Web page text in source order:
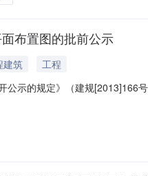
布置图的批前公示
建筑
工程
公示的规定》（建规[2013]166
件：总平面布置图来宾市自然